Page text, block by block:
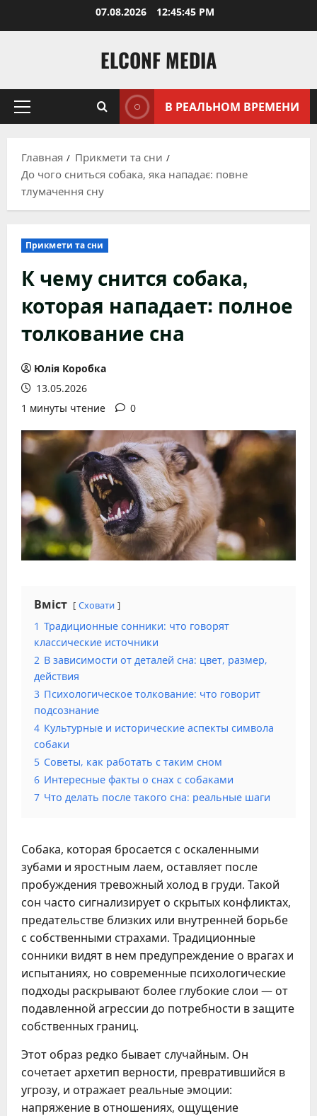
07.08.2026 12:45:47 PM
ELCONF MEDIA
Основное
В РЕАЛЬНОМ ВРЕМЕНИ
Главная
Прикмети та сни
До чого сниться собака, яка нападає: повне
тлумачення сну
Прикмети та сни
К чему снится собака,
которая нападает: полное
толкование сна
Юлія Коробка
13.05.2026
1 минуты чтение
0
Вміст Сховати
1 Традиционные сонники: что говорят
классические источники
2 В зависимости от деталей сна: цвет, размер,
действия
3 Психологическое толкование: что говорит
подсознание
4 Культурные и исторические аспекты символа
собаки
5 Советы, как работать с таким сном
6 Интересные факты о снах с собаками
7 Что делать после такого сна: реальные шаги
Собака, которая бросается с оскаленными
зубами и яростным лаем, оставляет после
пробуждения тревожный холод в груди. Такой
сон часто сигнализирует о скрытых конфликтах,
предательстве близких или внутренней борьбе
с собственными страхами. Традиционные
сонники видят в нем предупреждение о врагах и
испытаниях, но современные психологические
подходы раскрывают более глубокие слои — от
подавленной агрессии до потребности в защите
собственных границ.
Этот образ редко бывает случайным. Он
сочетает архетип верности, превратившийся в
угрозу, и отражает реальные эмоции:
напряжение в отношениях, ощущение